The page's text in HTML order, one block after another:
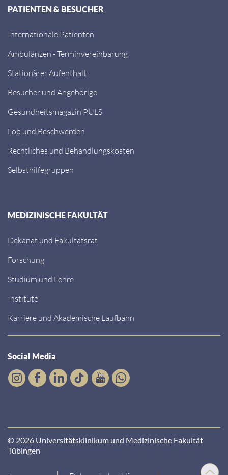
Nach
PATIENTEN & BESUCHER
Internationale Patienten
Ambulanzen - Terminvereinbarung
Stationärer Aufenthalt
Besucher und Angehörige
Gesundheitsmagazin PULS
Lob und Beschwerden
Rechtliches und Behandlungskosten
Selbsthilfegruppen
MEDIZINISCHE FAKULTÄT
Dekanat und Fakultätsrat
Forschung
Studium und Lehre
Institute
Karriere und Akademische Laufbahn
Social Media
© 2026 Universitätsklinikum und Medizinische Fakultät
Tübingen